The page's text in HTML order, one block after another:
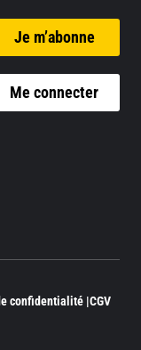
Je m’abonne
Me connecter
confidentialité |CGV